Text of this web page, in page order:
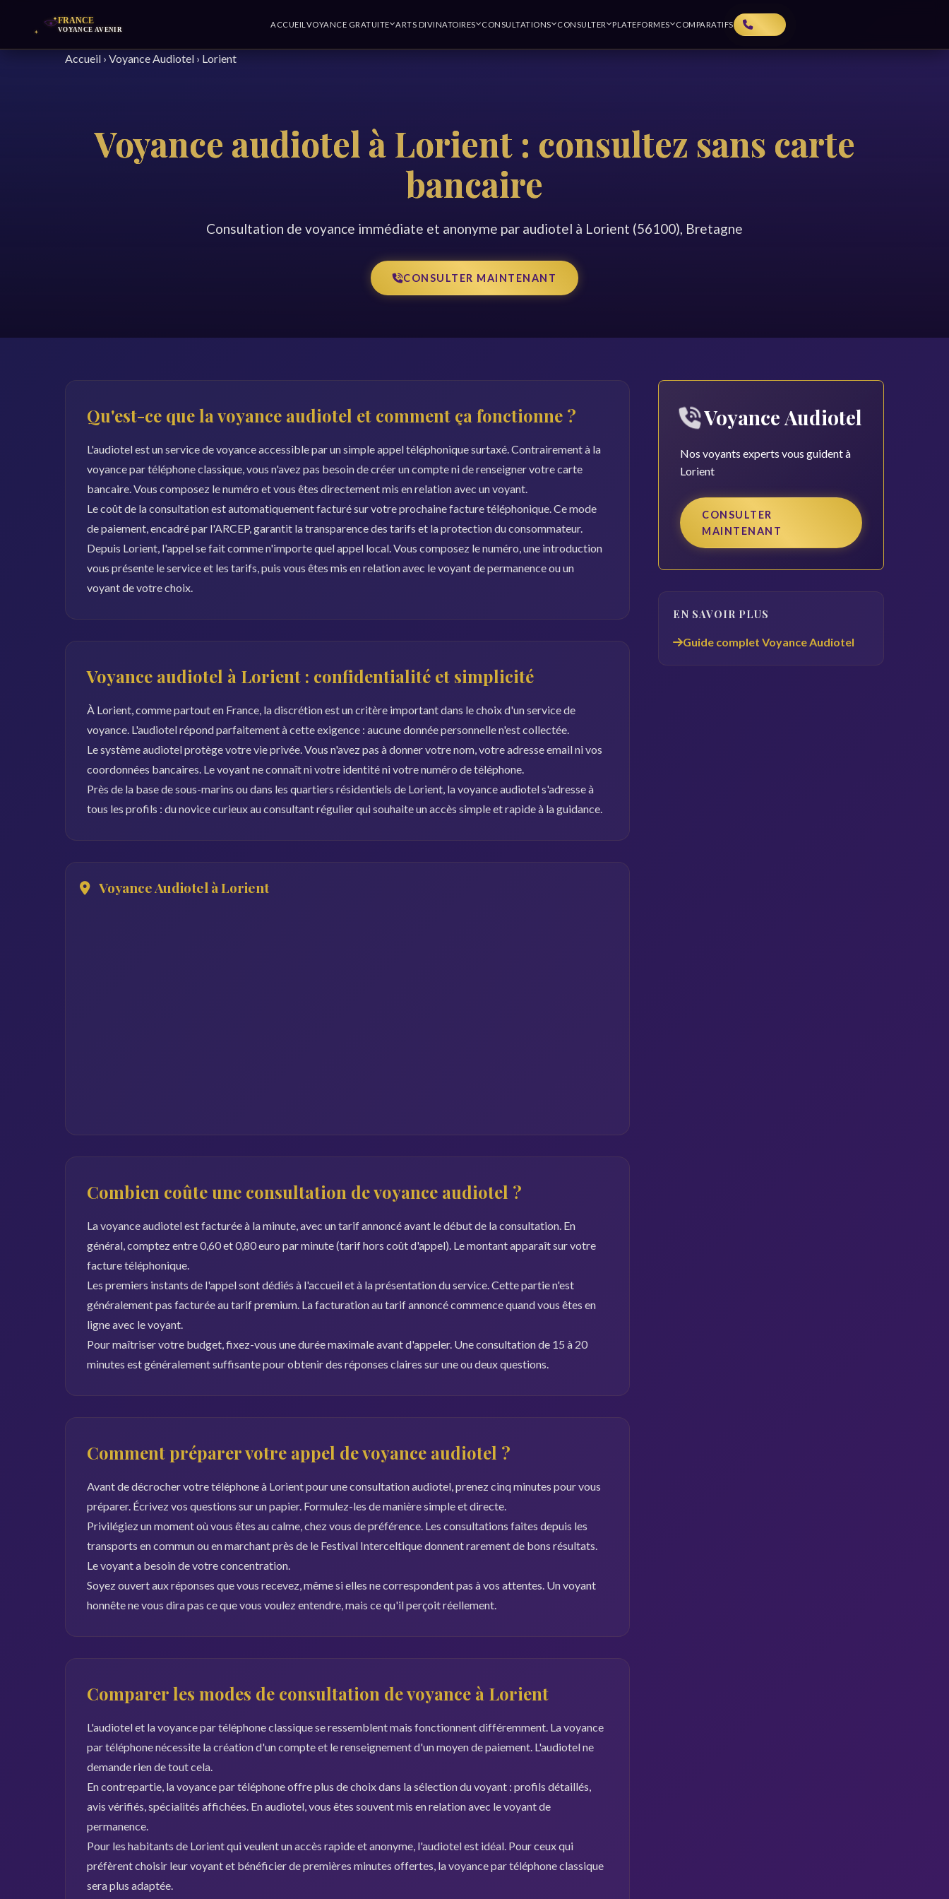
ACCUEIL VOYANCE GRATUITE ARTS DIVINATOIRES CONSULTATIONS CONSULTER PLATEFORMES COMPARATIFS
Accueil › Voyance Audiotel › Lorient
Voyance audiotel à Lorient : consultez sans carte
bancaire
Consultation de voyance immédiate et anonyme par audiotel à Lorient (56100), Bretagne
CONSULTER MAINTENANT
Qu'est-ce que la voyance audiotel et comment ça fonctionne ?
L'audiotel est un service de voyance accessible par un simple appel téléphonique surtaxé. Contrairement à la
voyance par téléphone classique, vous n'avez pas besoin de créer un compte ni de renseigner votre carte
bancaire. Vous composez le numéro et vous êtes directement mis en relation avec un voyant.
Le coût de la consultation est automatiquement facturé sur votre prochaine facture téléphonique. Ce mode
de paiement, encadré par l'ARCEP, garantit la transparence des tarifs et la protection du consommateur.
Depuis Lorient, l'appel se fait comme n'importe quel appel local. Vous composez le numéro, une introduction
vous présente le service et les tarifs, puis vous êtes mis en relation avec le voyant de permanence ou un
voyant de votre choix.
Voyance audiotel à Lorient : confidentialité et simplicité
À Lorient, comme partout en France, la discrétion est un critère important dans le choix d'un service de
voyance. L'audiotel répond parfaitement à cette exigence : aucune donnée personnelle n'est collectée.
Le système audiotel protège votre vie privée. Vous n'avez pas à donner votre nom, votre adresse email ni vos
coordonnées bancaires. Le voyant ne connaît ni votre identité ni votre numéro de téléphone.
Près de la base de sous-marins ou dans les quartiers résidentiels de Lorient, la voyance audiotel s'adresse à
tous les profils : du novice curieux au consultant régulier qui souhaite un accès simple et rapide à la guidance.
Voyance Audiotel à Lorient
Combien coûte une consultation de voyance audiotel ?
La voyance audiotel est facturée à la minute, avec un tarif annoncé avant le début de la consultation. En
général, comptez entre 0,60 et 0,80 euro par minute (tarif hors coût d'appel). Le montant apparaît sur votre
facture téléphonique.
Les premiers instants de l'appel sont dédiés à l'accueil et à la présentation du service. Cette partie n'est
généralement pas facturée au tarif premium. La facturation au tarif annoncé commence quand vous êtes en
ligne avec le voyant.
Pour maîtriser votre budget, fixez-vous une durée maximale avant d'appeler. Une consultation de 15 à 20
minutes est généralement suffisante pour obtenir des réponses claires sur une ou deux questions.
Comment préparer votre appel de voyance audiotel ?
Avant de décrocher votre téléphone à Lorient pour une consultation audiotel, prenez cinq minutes pour vous
préparer. Écrivez vos questions sur un papier. Formulez-les de manière simple et directe.
Privilégiez un moment où vous êtes au calme, chez vous de préférence. Les consultations faites depuis les
transports en commun ou en marchant près de le Festival Interceltique donnent rarement de bons résultats.
Le voyant a besoin de votre concentration.
Soyez ouvert aux réponses que vous recevez, même si elles ne correspondent pas à vos attentes. Un voyant
honnête ne vous dira pas ce que vous voulez entendre, mais ce qu'il perçoit réellement.
Comparer les modes de consultation de voyance à Lorient
L'audiotel et la voyance par téléphone classique se ressemblent mais fonctionnent différemment. La voyance
par téléphone nécessite la création d'un compte et le renseignement d'un moyen de paiement. L'audiotel ne
demande rien de tout cela.
En contrepartie, la voyance par téléphone offre plus de choix dans la sélection du voyant : profils détaillés,
avis vérifiés, spécialités affichées. En audiotel, vous êtes souvent mis en relation avec le voyant de
permanence.
Pour les habitants de Lorient qui veulent un accès rapide et anonyme, l'audiotel est idéal. Pour ceux qui
préfèrent choisir leur voyant et bénéficier de premières minutes offertes, la voyance par téléphone classique
sera plus adaptée.
Voyance Audiotel
Nos voyants experts vous guident à
Lorient
CONSULTER
MAINTENANT
EN SAVOIR PLUS
Guide complet Voyance Audiotel